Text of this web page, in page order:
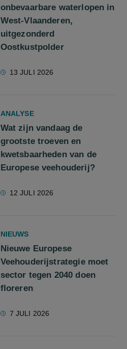
onbevaarbare waterlopen in
West-Vlaanderen,
uitgezonderd
Oostkustpolder
13 JULI 2026
ANALYSE
Wat zijn vandaag de
grootste troeven en
kwetsbaarheden van de
Europese veehouderij?
12 JULI 2026
NIEUWS
Nieuwe Europese
Veehouderijstrategie moet
sector tegen 2040 doen
floreren
7 JULI 2026